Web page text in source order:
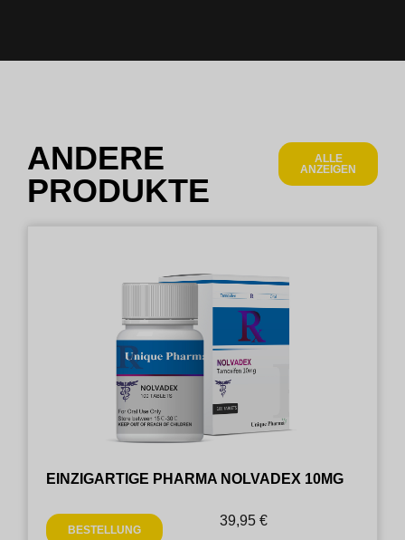
ANDERE
PRODUKTE
ALLE
ANZEIGEN
EINZIGARTIGE PHARMA NOLVADEX 10MG
BESTELLUNG
39,95 €